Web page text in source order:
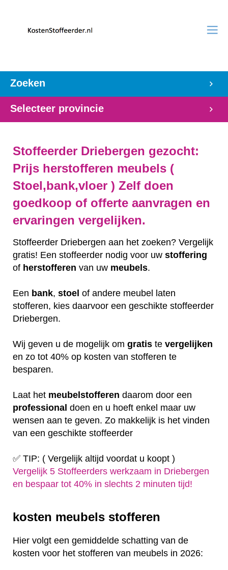
Zoeken
Selecteer provincie
Stoffeerder Driebergen gezocht:
Prijs herstofferen meubels (
Stoel,bank,vloer ) Zelf doen
goedkoop of offerte aanvragen en
ervaringen vergelijken.
Stoffeerder Driebergen aan het zoeken? Vergelijk
gratis! Een stoffeerder nodig voor uw stoffering
of herstofferen van uw meubels.
Een bank, stoel of andere meubel laten
stofferen, kies daarvoor een geschikte stoffeerder
Driebergen.
Wij geven u de mogelijk om gratis te vergelijken
en zo tot 40% op kosten van stofferen te
besparen.
Laat het meubelstofferen daarom door een
professional doen en u hoeft enkel maar uw
wensen aan te geven. Zo makkelijk is het vinden
van een geschikte stoffeerder
✅ TIP: ( Vergelijk altijd voordat u koopt )
Vergelijk 5 Stoffeerders werkzaam in Driebergen
en bespaar tot 40% in slechts 2 minuten tijd!
kosten meubels stofferen
Hier volgt een gemiddelde schatting van de
kosten voor het stofferen van meubels in 2026: